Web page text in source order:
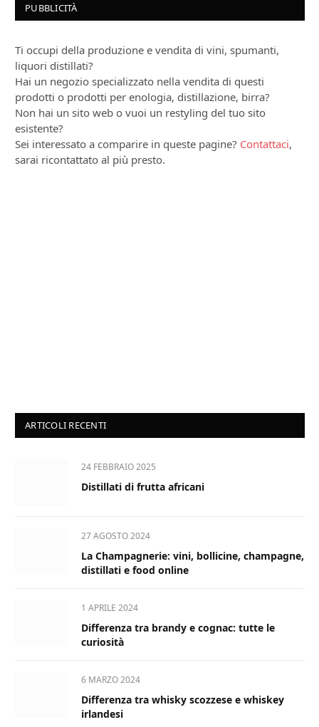
PUBBLICITÀ
Ti occupi della produzione e vendita di vini, spumanti,
liquori distillati?
Hai un negozio specializzato nella vendita di questi
prodotti o prodotti per enologia, distillazione, birra?
Non hai un sito web o vuoi un restyling del tuo sito
esistente?
Sei interessato a comparire in queste pagine? Contattaci,
sarai ricontattato al più presto.
ARTICOLI RECENTI
24 FEBBRAIO 2025
Distillati di frutta africani
27 AGOSTO 2024
La Champagnerie: vini, bollicine, champagne,
distillati e food online
1 APRILE 2024
Differenza tra brandy e cognac: tutte le
curiosità
6 MARZO 2024
Differenza tra whisky scozzese e whiskey
irlandesi